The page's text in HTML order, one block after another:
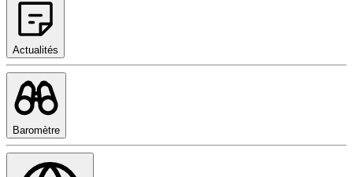
Actualités
Baromètre